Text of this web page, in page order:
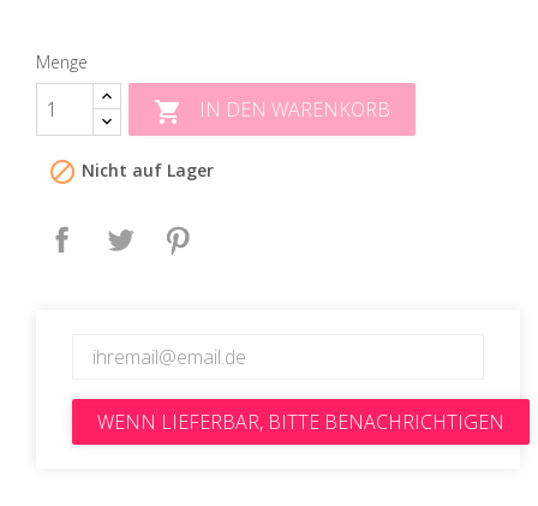
Menge
 IN DEN WARENKORB
 Nicht auf Lager
Teilen Tweet
WENN LIEFERBAR, BITTE BENACHRICHTIGEN